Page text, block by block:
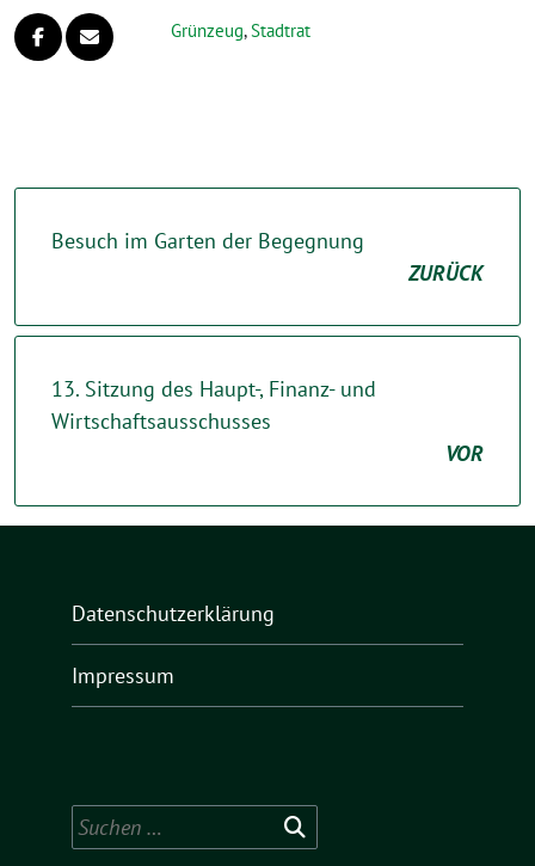
Grünzeug,Stadtrat
Besuch im Garten der Begegnung
ZURÜCK
13. Sitzung des Haupt-, Finanz- und
Wirtschaftsausschusses
VOR
Datenschutzerklärung
Impressum
Suchen
nach: